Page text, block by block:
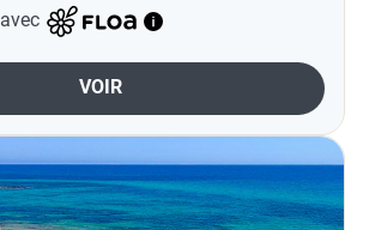
avec
VOIR